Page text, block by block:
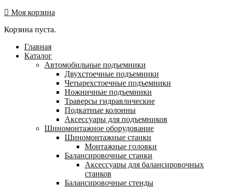
Моя корзина
Корзина пуста.
Главная
Каталог
Автомобильные подъемники
Двухстоечные подъемники
Четырехстоечные подъемники
Ножничные подъемники
Траверсы гидравлические
Подкатные колонны
Аксессуары для подъемников
Шиномонтажное оборудование
Шиномонтажные станки
Монтажные головки
Балансировочные станки
Аксессуары для балансировочных
станков
Балансировочные стенды